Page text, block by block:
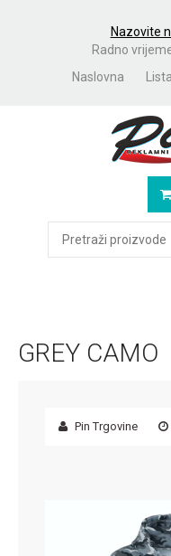
Nazovite
Radno
Naslovna
GREY CAMO
Pin Trgovine